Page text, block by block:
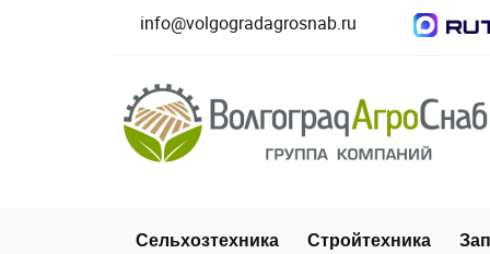
info@volgogradagrosnab.ru
Сельхозтехника Стройтехника